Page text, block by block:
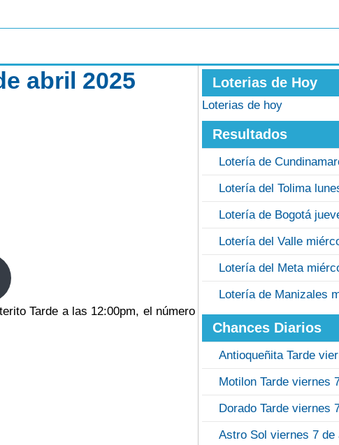
abril 2025
Tarde a las 12:00pm, el número
Loterias de Hoy
Loterias de hoy
Resultados
Lotería de
Lotería del Tolima
Lotería de Bogotá
Lotería del Valle
Lotería del Meta
Lotería de Manizales
Chances Diarios
Antioqueñita Tarde
Motilon Tarde viernes
Dorado Tarde viernes
Astro Sol viernes 7 de